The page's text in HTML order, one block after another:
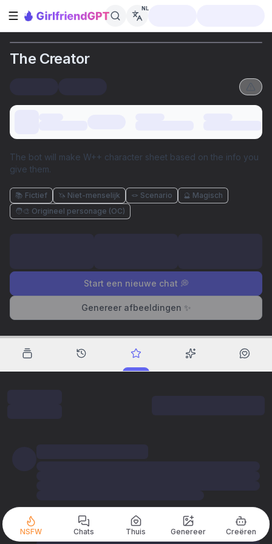
Zijbalk openen
NL
The Creator
The bot will make W++ character sheet based on the info you
give them.
📚 Fictief 🦄 Niet-menselijk 🪢 Scenario
🔮 Magisch
🧑‍🎨 Origineel personage (OC)
Start een nieuwe chat 💭
Genereer afbeeldingen ✨
NSFW Chats Thuis Genereer Creëren